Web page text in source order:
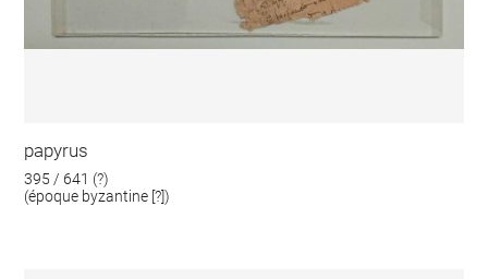
papyrus
395 / 641 (?)
(époque byzantine [?])